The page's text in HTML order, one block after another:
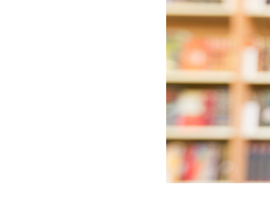
정부지원사업